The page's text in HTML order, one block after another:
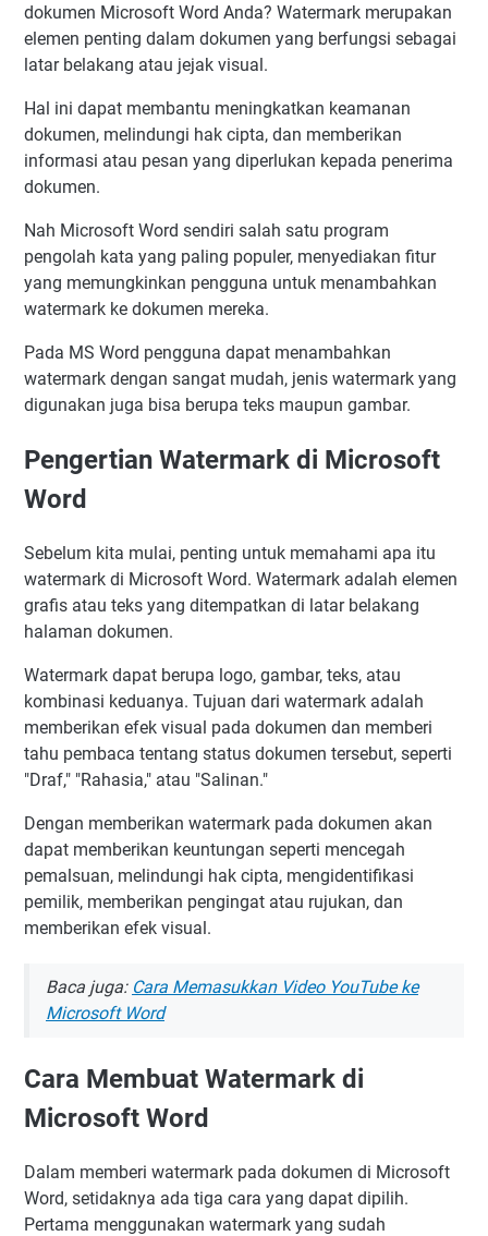
dokumen Microsoft Word Anda? Watermark merupakan
elemen penting dalam dokumen yang berfungsi sebagai
latar belakang atau jejak visual.
Hal ini dapat membantu meningkatkan keamanan
dokumen, melindungi hak cipta, dan memberikan
informasi atau pesan yang diperlukan kepada penerima
dokumen.
Nah Microsoft Word sendiri salah satu program
pengolah kata yang paling populer, menyediakan fitur
yang memungkinkan pengguna untuk menambahkan
watermark ke dokumen mereka.
Pada MS Word pengguna dapat menambahkan
watermark dengan sangat mudah, jenis watermark yang
digunakan juga bisa berupa teks maupun gambar.
Pengertian Watermark di Microsoft
Word
Sebelum kita mulai, penting untuk memahami apa itu
watermark di Microsoft Word. Watermark adalah elemen
grafis atau teks yang ditempatkan di latar belakang
halaman dokumen.
Watermark dapat berupa logo, gambar, teks, atau
kombinasi keduanya. Tujuan dari watermark adalah
memberikan efek visual pada dokumen dan memberi
tahu pembaca tentang status dokumen tersebut, seperti
"Draf," "Rahasia," atau "Salinan."
Dengan memberikan watermark pada dokumen akan
dapat memberikan keuntungan seperti mencegah
pemalsuan, melindungi hak cipta, mengidentifikasi
pemilik, memberikan pengingat atau rujukan, dan
memberikan efek visual.
Baca juga: Cara Memasukkan Video YouTube ke
Microsoft Word
Cara Membuat Watermark di
Microsoft Word
Dalam memberi watermark pada dokumen di Microsoft
Word, setidaknya ada tiga cara yang dapat dipilih.
Pertama menggunakan watermark yang sudah